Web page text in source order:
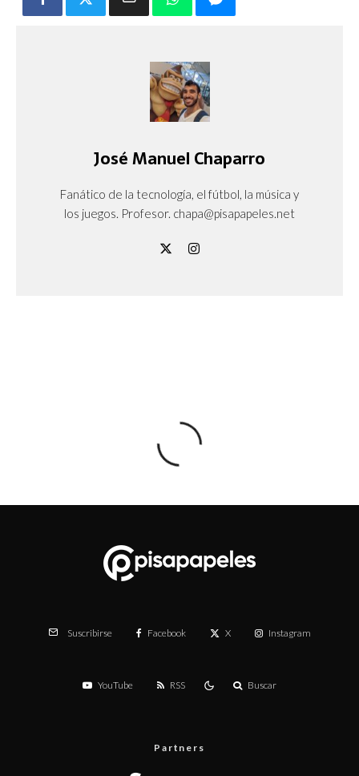
José Manuel Chaparro
Fanático de la tecnología, el fútbol, la música y
los juegos. Profesor. chapa@pisapapeles.net
Suscribirse Facebook X Instagram
YouTube RSS Buscar
Partners